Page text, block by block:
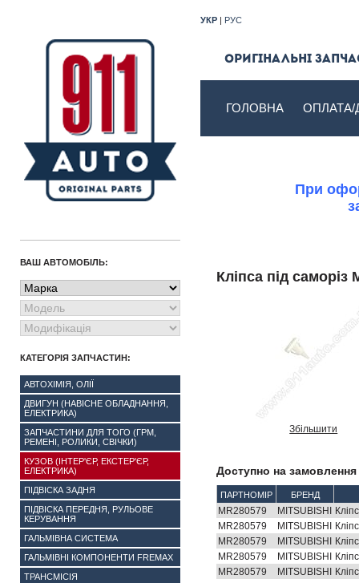
УКР | РУС
Оригінальні
ГОЛОВНА ОПЛАТА/
При
Кліпса під
Збільшити
Доступно на
ПАРТНОМІР БРЕНД
MR280579 MITSUBISHI
MR280579
MITSUBISHI
MR280579
MITSUBISHI
MR280579
MITSUBISHI
MR280579
MITSUBISHI
ВАШ АВТОМОБІЛЬ:
КАТЕГОРІЯ ЗАПЧАСТИН:
АВТОХІМІЯ, ОЛІЇ
ДВИГУН (НАВІСНЕ ОБЛАДНАННЯ,
ЕЛЕКТРИКА)
ЗАПЧАСТИНИ ДЛЯ ТОГО (ГРМ,
РЕМЕНІ, РОЛИКИ, СВІЧКИ)
КУЗОВ (ІНТЕР'ЄР, ЕКСТЕР'ЄР,
ЕЛЕКТРИКА)
ПІДВІСКА ЗАДНЯ
ПІДВІСКА ПЕРЕДНЯ, РУЛЬОВЕ
КЕРУВАННЯ
ГАЛЬМІВНА СИСТЕМА
ГАЛЬМІВНІ КОМПОНЕНТИ FREMAX
ТРАНСМІСІЯ